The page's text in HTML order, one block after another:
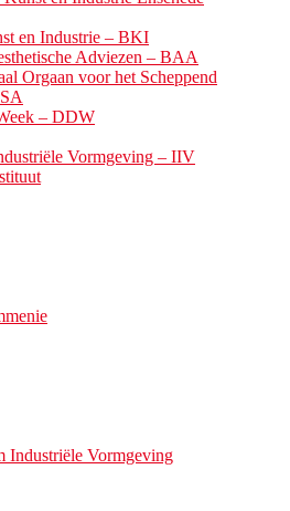
en Industrie – BKI
Adviezen – BAA
Orgaan voor het Scheppend
– DDW
Vormgeving – IIV
Industriële Vormgeving